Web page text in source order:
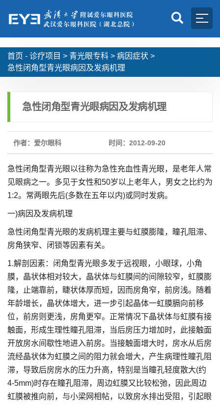
首页 - 诊疗项目 > 青光眼专科 > 病因症状 >
急性闭角型青光眼病因及发病机理
急性闭角型青光眼病因及发病机理
作者：爱尔眼科 时间：2012-09-20
急性闭角型青光眼以往称为急性充血性青光眼，是老年人常
见眼病之一。多见于女性和50岁以上老年人，男女之比约为
1:2。常两眼先后(多数在五年以内)或同时发病。
一)病因及发病机理
急性闭角型青光眼的发病机理主要与虹膜膨隆，瞳孔阻滞、
房角狭窄、闭锁等因素有关。
1.解剖因素：闭角型青光眼多发于远视眼，小眼球，小角
膜，晶状体相对较大，晶状体与虹膜间的间隙较窄，虹膜膨
隆，止端靠前，睫状体厚而短，因而房角窄，前房浅。随着
年龄增长，晶状体增大，进一步引起晶体一虹膜膈向前移
位，前房则更浅，房角更窄。正常情况下晶状体与虹膜有接
触面，形成生理性瞳孔阻滞，当后房压力增加时，此接触面
开放房水间歇性地进入前房。当接触面增大时，房水从后房
流经晶状体为虹膜之间的阻力就会增大，产生病理性瞳孔阻
滞，导致后房房水的压力升高，特别是当瞳孔轻度散大(约
4-5mm)时存在瞳孔阻滞，周边虹膜又比较松弛，因此周边
虹膜被推向前，与小梁网相帖，以致房水排出受阻，引起眼